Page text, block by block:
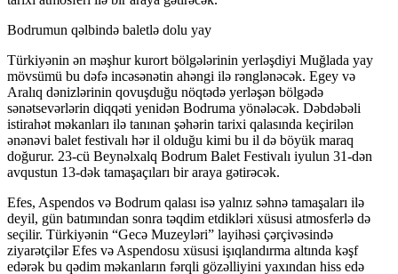
Bodrumun qəlbində baletlə dolu yay
Türkiyənin ən məşhur kurort bölgələrinin yerləşdiyi Muğlada yay
mövsümü bu dəfə incəsənətin ahəngi ilə rənglənəcək. Egey və
Aralıq dənizlərinin qovuşduğu nöqtədə yerləşən bölgədə
sənətsevərlərin diqqəti yenidən Bodruma yönələcək. Dəbdəbəli
istirahət məkanları ilə tanınan şəhərin tarixi qalasında keçirilən
ənənəvi balet festivalı hər il olduğu kimi bu il də böyük maraq
doğurur. 23-cü Beynəlxalq Bodrum Balet Festivalı iyulun 31-dən
avqustun 13-dək tamaşaçıları bir araya gətirəcək.
Efes, Aspendos və Bodrum qalası isə yalnız səhnə tamaşaları ilə
deyil, gün batımından sonra təqdim etdikləri xüsusi atmosferlə də
seçilir. Türkiyənin “Gecə Muzeyləri” layihəsi çərçivəsində
ziyarətçilər Efes və Aspendosu xüsusi işıqlandırma altında kəşf
edərək bu qədim məkanların fərqli gözəlliyini yaxından hiss edə